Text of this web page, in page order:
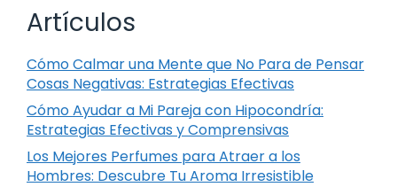
Artículos
Cómo Calmar una Mente que No Para de Pensar
Cosas Negativas: Estrategias Efectivas
Cómo Ayudar a Mi Pareja con Hipocondría:
Estrategias Efectivas y Comprensivas
Los Mejores Perfumes para Atraer a los
Hombres: Descubre Tu Aroma Irresistible